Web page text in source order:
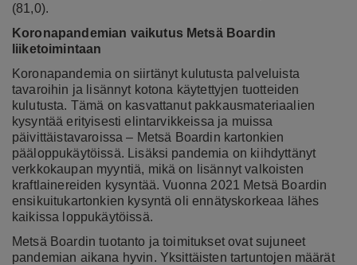
(81,0).
Koronapandemian vaikutus Metsä Boardin
liiketoimintaan
Koronapandemia on siirtänyt kulutusta palveluista
tavaroihin ja lisännyt kotona käytettyjen tuotteiden
kulutusta. Tämä on kasvattanut pakkausmateriaalien
kysyntää erityisesti elintarvikkeissa ja muissa
päivittäistavaroissa – Metsä Boardin kartonkien
pääloppukäytöissä. Lisäksi pandemia on kiihdyttänyt
verkkokaupan myyntiä, mikä on lisännyt valkoisten
kraftlainereiden kysyntää. Vuonna 2021 Metsä Boardin
ensikuitukartonkien kysyntä oli ennätyskorkeaa lähes
kaikissa loppukäytöissä.
Metsä Boardin tuotanto ja toimitukset ovat sujuneet
pandemian aikana hyvin. Yksittäisten tartuntojen määrät